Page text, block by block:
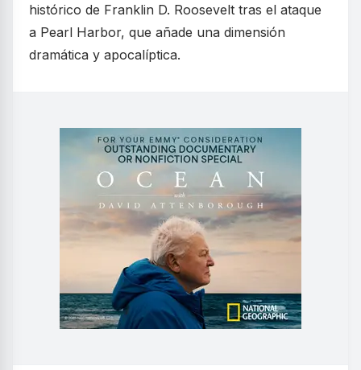
histórico de Franklin D. Roosevelt tras el ataque
a Pearl Harbor, que añade una dimensión
dramática y apocalíptica.